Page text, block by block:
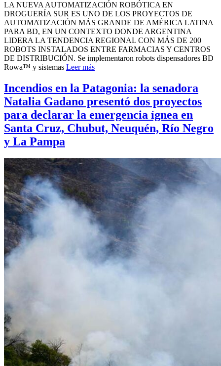
LA NUEVA AUTOMATIZACIÓN ROBÓTICA EN
DROGUERÍA SUR ES UNO DE LOS PROYECTOS DE
AUTOMATIZACIÓN MÁS GRANDE DE AMÉRICA LATINA
PARA BD, EN UN CONTEXTO DONDE ARGENTINA
LIDERA LA TENDENCIA REGIONAL CON MÁS DE 200
ROBOTS INSTALADOS ENTRE FARMACIAS Y CENTROS
DE DISTRIBUCIÓN. Se implementaron robots dispensadores BD
Rowa™ y sistemas Leer más
Incendios en la Patagonia: la senadora
Natalia Gadano presentó dos proyectos
para declarar la emergencia ígnea en
Santa Cruz, Chubut, Neuquén, Río Negro
y La Pampa